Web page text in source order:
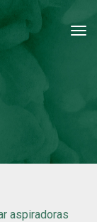
aspiradoras